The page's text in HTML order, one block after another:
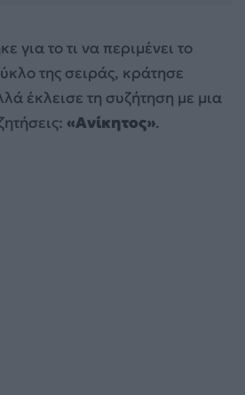
για το τι να περιμένει το
της σειράς, κράτησε
έκλεισε τη συζήτηση με μια
«Ανίκητος».